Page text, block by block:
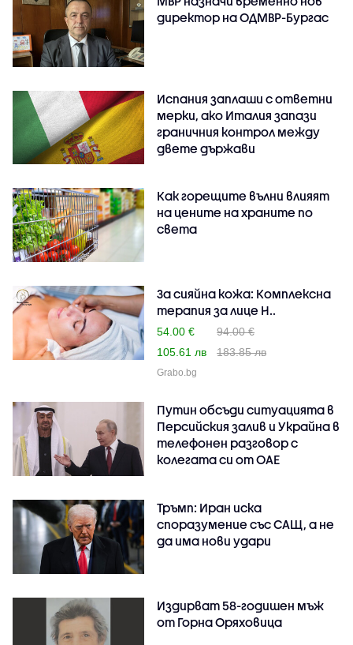
директор на ОДМВР-Бургас
Испания заплаши с ответни
мерки, ако Италия запази
граничния контрол между
двете държави
Как горещите вълни влияят
на цените на храните по
света
За сияйна кожа: Комплексна
терапия за лице H..
54.00 €
94.00 €
105.61 лв
183.85 лв
Grabo.bg
Путин обсъди ситуацията в
Персийския залив и Украйна в
телефонен разговор с
колегата си от ОАЕ
Тръмп: Иран иска
споразумение със САЩ, а не
да има нови удари
Издирват 58-годишен мъж
от Горна Оряховица